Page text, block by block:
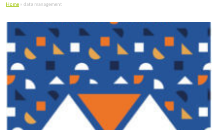
Home » data management